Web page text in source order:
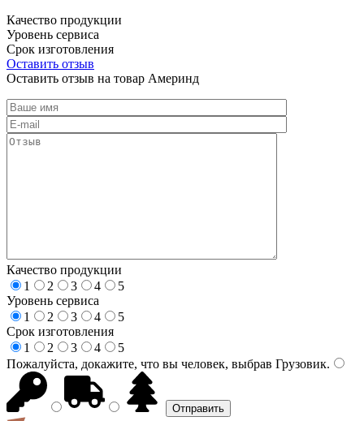
Качество продукции
Уровень сервиса
Срок изготовления
Оставить отзыв
Оставить отзыв на товар Америнд
Качество продукции
1
2 3 4
5
Уровень сервиса
1
2 3 4
5
Срок изготовления
1
2 3 4
5
Пожалуйста, докажите, что вы человек, выбрав Грузовик.